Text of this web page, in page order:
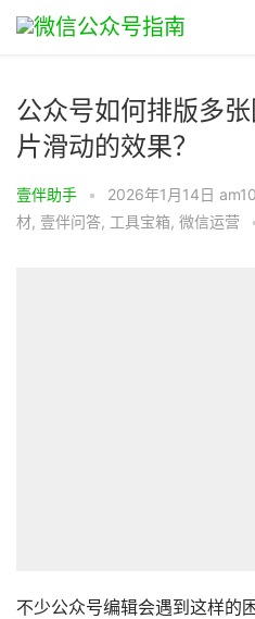
公众号如何排版多
片滑动的效果？​
壹伴助手 • 2026年1月14日
材, 壹伴问答, 工具宝箱, 微信运营
不少公众号编辑会遇到这样的